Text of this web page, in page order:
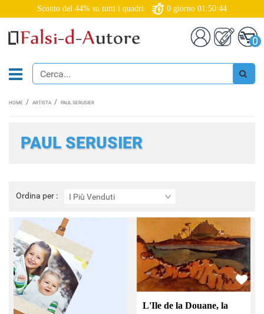
Sconto del 44% su tutti i quadri 0 giorno 01:50:42
0
HOME ARTISTA PAUL SERUSIER
PAUL SERUSIER
Ordina per : I Più Venduti
Ordina
per
L'Ile de la Douane, la